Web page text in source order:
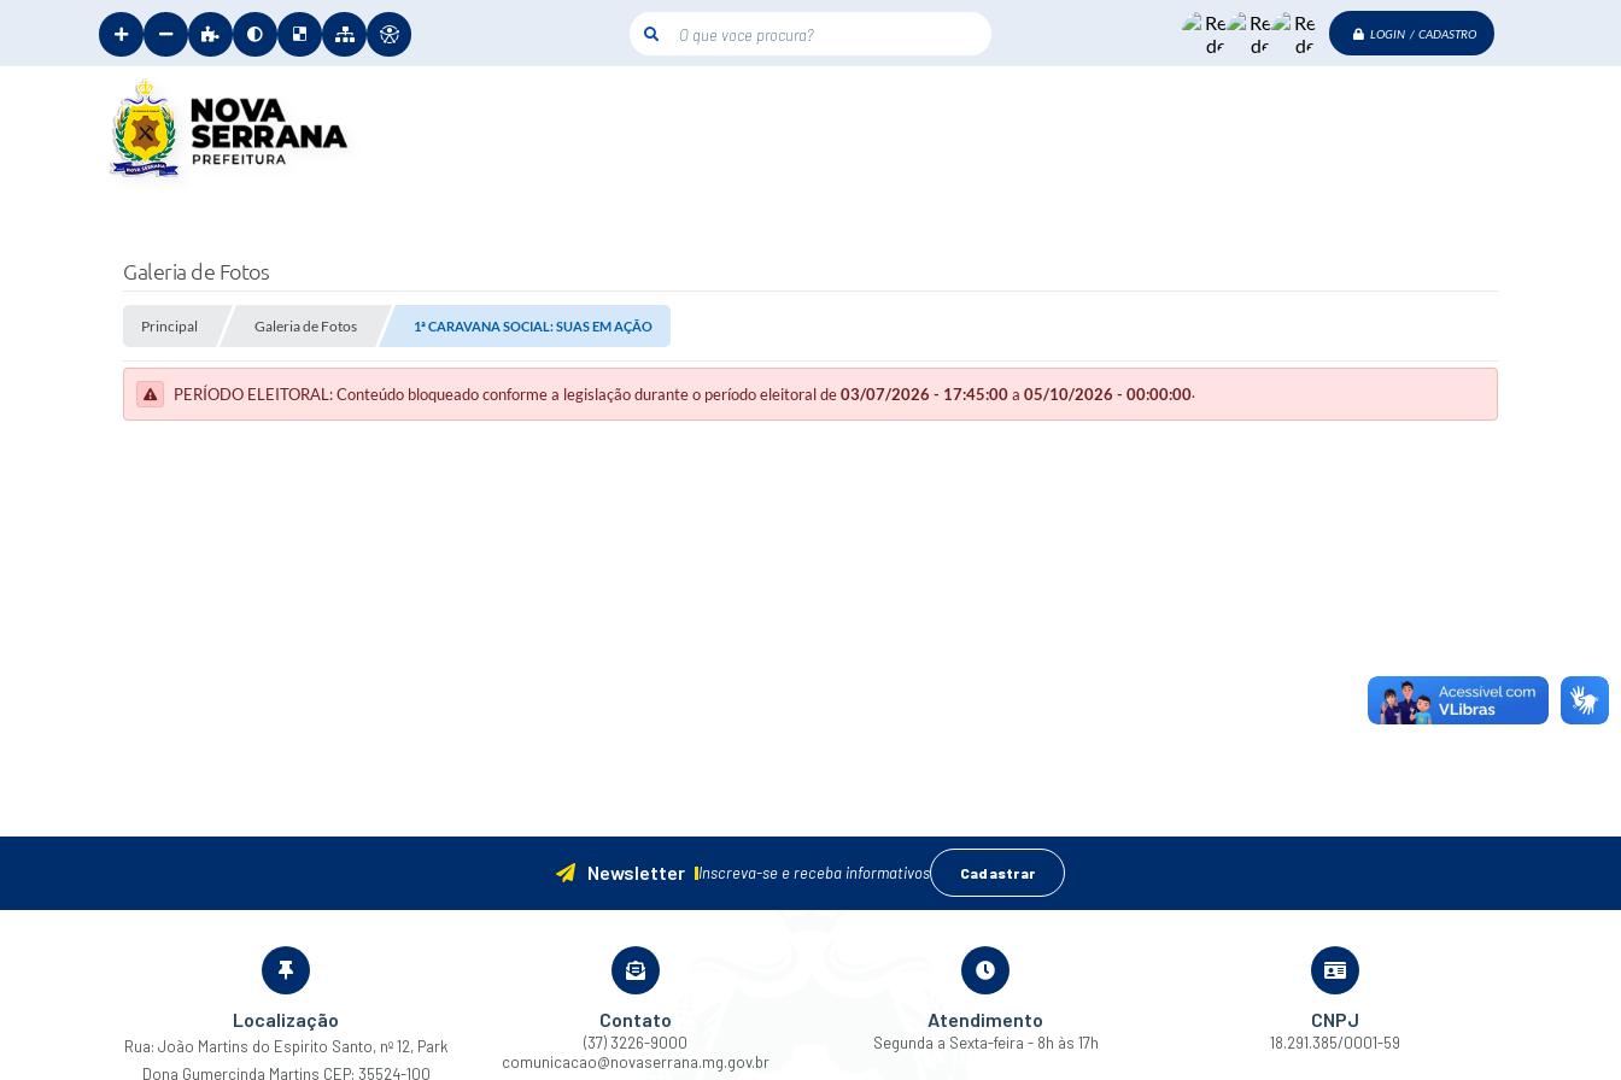
LOGIN / CADASTRO
O que voce procura?
Galeria de Fotos
Principal Galeria de Fotos 1ª CARAVANA SOCIAL: SUAS EM AÇÃO
PERÍODO ELEITORAL: Conteúdo bloqueado conforme a legislação durante o período eleitoral de03/07/2026 - 17:45:00a 05/10/2026 - 00:00:00.
Newsletter Inscreva-se e receba informativos Cadastrar
Localização
Rua: João Martins do Espirito Santo, nº 12, Park
Dona Gumercinda Martins CEP: 35524-100
Contato
(37) 3226-9000
comunicacao@novaserrana.mg.gov.br
Atendimento
Segunda a Sexta-feira - 8h às 17h
CNPJ
18.291.385/0001-59